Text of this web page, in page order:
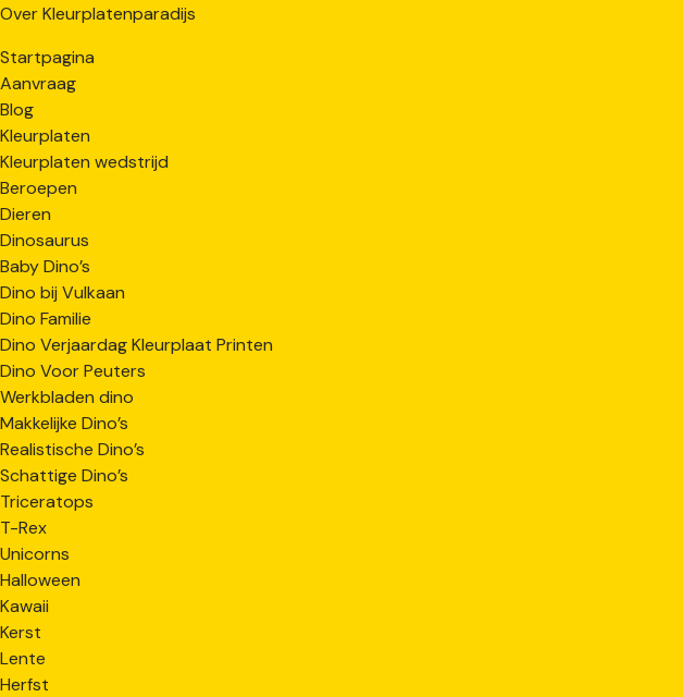
Over Kleurplatenparadijs
Startpagina
Aanvraag
Blog
Kleurplaten
Kleurplaten wedstrijd
Beroepen
Dieren
Dinosaurus
Baby Dino’s
Dino bij Vulkaan
Dino Familie
Dino Verjaardag Kleurplaat Printen
Dino Voor Peuters
Werkbladen dino
Makkelijke Dino’s
Realistische Dino’s
Schattige Dino’s
Triceratops
T-Rex
Unicorns
Halloween
Kawaii
Kerst
Lente
Herfst